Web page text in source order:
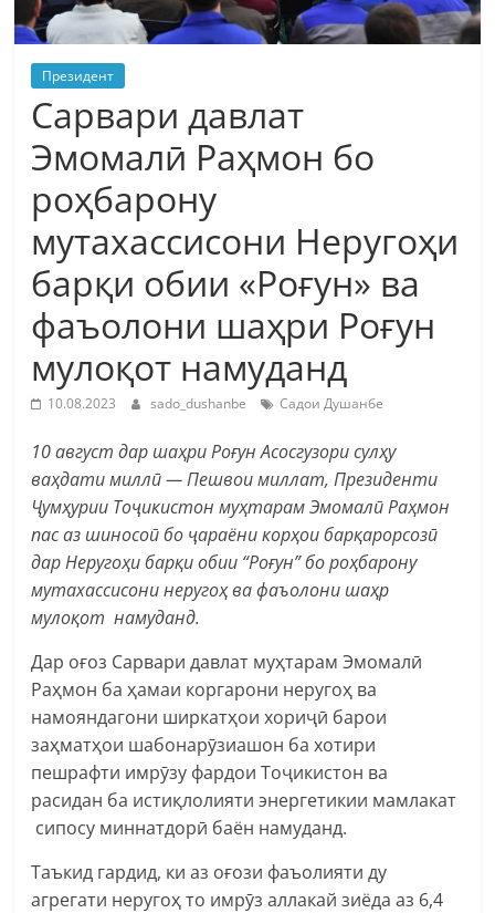
Президент
Сарвари давлат
Эмомалӣ Раҳмон бо
роҳбарону
мутахассисони Неругоҳи
барқи обии «Роғун» ва
фаъолони шаҳри Роғун
мулоқот намуданд
10.08.2023 sado_dushanbe Садои Душанбе
10 август дар шаҳри Роғун Асосгузори сулҳу
ваҳдати миллӣ — Пешвои миллат, Президенти
Ҷумҳурии Тоҷикистон муҳтарам Эмомалӣ Раҳмон
пас аз шиносоӣ бо ҷараёни корҳои барқарорсозӣ
дар Неругоҳи барқи обии “Роғун” бо роҳбарону
мутахассисони неругоҳ ва фаъолони шаҳр
мулоқот намуданд.
Дар оғоз Сарвари давлат муҳтарам Эмомалӣ
Раҳмон ба ҳамаи коргарони неругоҳ ва
намояндагони ширкатҳои хориҷӣ барои
заҳматҳои шабонарӯзиашон ба хотири
пешрафти имрӯзу фардои Тоҷикистон ва
расидан ба истиқлолияти энергетикии мамлакат
сипосу миннатдорӣ баён намуданд.
Таъкид гардид, ки аз оғози фаъолияти ду
агрегати неругоҳ то имрӯз аллакай зиёда аз 6,4